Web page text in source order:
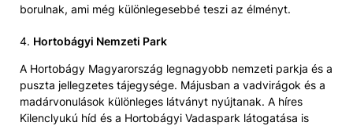
borulnak, ami még különlegesebbé teszi az élményt.
4. Hortobágyi Nemzeti Park
A Hortobágy Magyarország legnagyobb nemzeti parkja és a
puszta jellegzetes tájegysége. Májusban a vadvirágok és a
madárvonulások különleges látványt nyújtanak. A híres
Kilenclyukú híd és a Hortobágyi Vadaspark látogatása is